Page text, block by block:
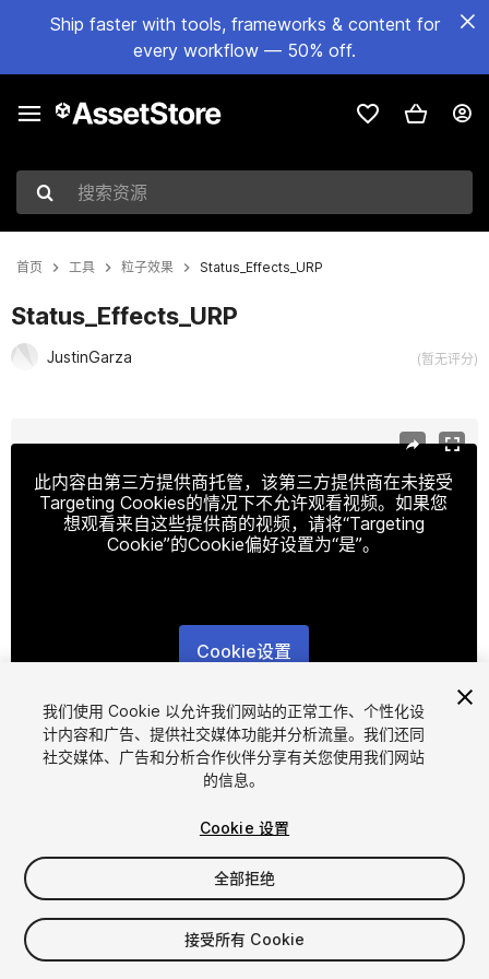
Ship faster with tools, frameworks & content for
every workflow — 50% off.
搜索资源
首页 工具 粒子效果 Status_Effects_URP
Status_Effects_URP
JustinGarza (暂无评分)
此内容由第三方提供商托管，该第三方提供商在未接受
Targeting Cookies的情况下不允许观看视频。如果您
想观看来自这些提供商的视频，请将“Targeting
Cookie”的Cookie偏好设置为“是”。
Cookie设置
1/7
$4.99
席位
我们使用 Cookie 以允许我们网站的正常工作、个性化设
计内容和广告、提供社交媒体功能并分析流量。我们还同
社交媒体、广告和分析合作伙伴分享有关您使用我们网站
的信息。
Cookie 设置
全部拒绝
接受所有 Cookie